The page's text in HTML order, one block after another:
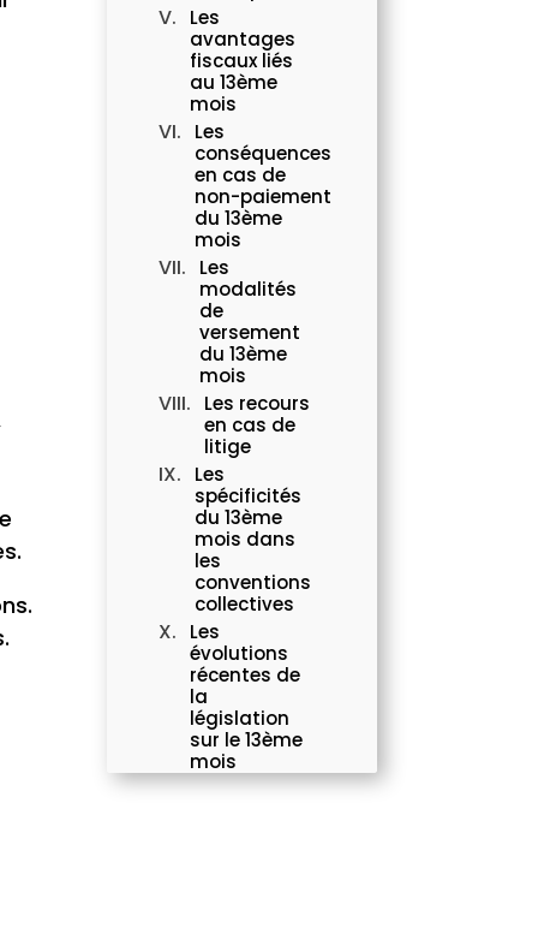
Les
avantages
fiscaux liés
au 13ème
mois
Les
conséquences
en cas de
non-paiement
du 13ème
mois
Les
modalités
de
versement
du 13ème
mois
Les recours
en cas de
litige
Les
spécificités
du 13ème
mois dans
les
conventions
collectives
Les
évolutions
récentes de
la
législation
sur le 13ème
mois